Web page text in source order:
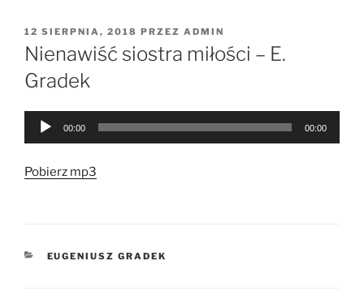
OPUBLIKOWANE
W
12 SIERPNIA, 2018 PRZEZ ADMIN
Nienawiść siostra miłości – E.
Gradek
Odtwarzacz
00:00 00:00
Pobierz mp3
KATEGORIE
EUGENIUSZ GRADEK